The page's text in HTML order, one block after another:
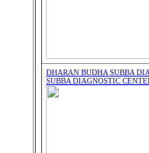
DHARAN BUDHA SUBBA
SUBBA DIAGNOSTIC